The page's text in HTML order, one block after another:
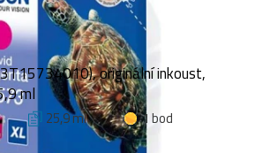
originální inkoust,
ml
25,9 ml
1 bod